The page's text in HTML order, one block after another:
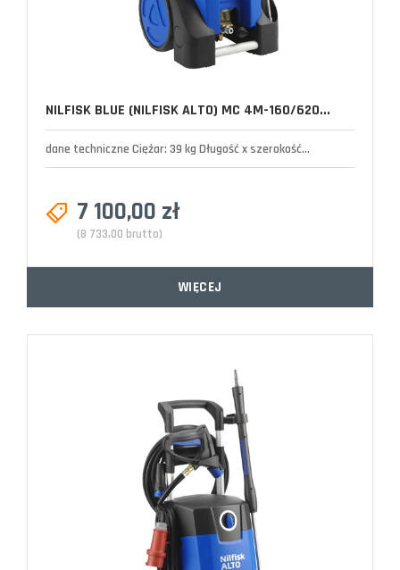
NILFISK BLUE (NILFISK ALTO) MC 4M-160/620...
dane techniczne Ciężar: 39 kg Długość x szerokość...
7 100,00 zł
(8 733,00 brutto)
WIĘCEJ